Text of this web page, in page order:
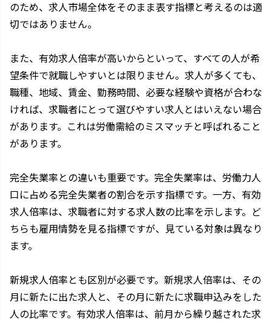
のため、求人市場全体をそのまま表す指標と考えるのは適
切ではありません。
また、有効求人倍率が高いからといって、すべての人が希
望条件で就職しやすいとは限りません。求人が多くても、
職種、地域、賃金、勤務時間、必要な経験や資格が合わな
ければ、求職者にとって選びやすい求人とはいえない場合
があります。これは労働需給のミスマッチと呼ばれること
があります。
完全失業率との違いも重要です。完全失業率は、労働力人
口に占める完全失業者の割合を示す指標です。一方、有効
求人倍率は、求職者に対する求人数の比率を示します。ど
ちらも雇用情勢を見る指標ですが、見ている対象は異なり
ます。
新規求人倍率とも区別が必要です。新規求人倍率は、その
月に新たに出た求人と、その月に新たに求職申込みをした
人の比率です。有効求人倍率は、前月から繰り越された求